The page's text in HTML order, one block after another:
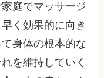
庭でマッサージ
く効果的に向き
身体の根本的な
を維持していく